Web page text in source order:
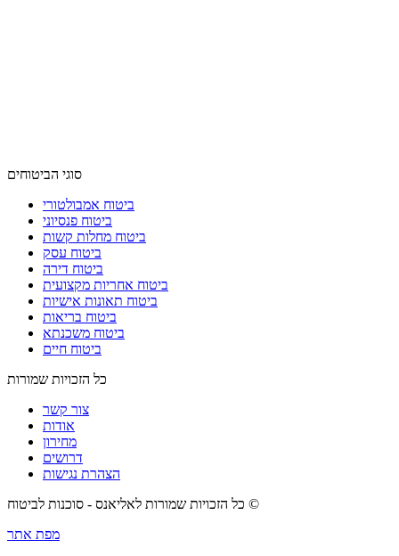
סוגי הביטוחים
ביטוח אמבולטורי
ביטוח פנסיוני
ביטוח מחלות קשות
ביטוח עסק
ביטוח דירה
ביטוח אחריות מקצועית
ביטוח תאונות אישיות
ביטוח בריאות
ביטוח משכנתא
ביטוח חיים
כל הזכויות שמורות
צור קשר
אודות
מחירון
דרושים
הצהרת נגישות
כל הזכויות שמורות לאליאנס - סוכנות לביטוח ©
מפת אתר